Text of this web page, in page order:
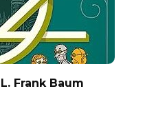
Frank Baum